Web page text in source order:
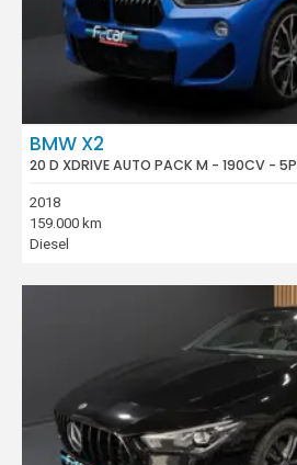
BMW X2
20 D XDRIVE AUTO PACK M - 190CV - 5P
2018
159.000 km
Diesel